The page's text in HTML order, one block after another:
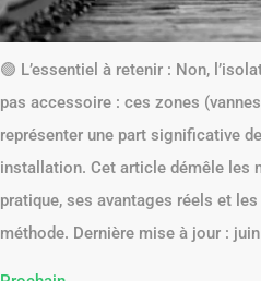
🟢 L’essentiel à retenir : Non,
pas accessoire : ces zones
représenter une part significative
installation. Cet article démêle les
pratique, ses avantages réels et
méthode. Dernière mise à jour :